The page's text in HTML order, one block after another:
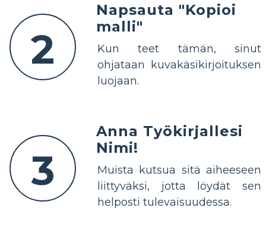
2
Napsauta "Kopioi
malli"
Kun teet tämän, sinut
ohjataan kuvakäsikirjoituksen
luojaan.
3
Anna Työkirjallesi
Nimi!
Muista kutsua sitä aiheeseen
liittyväksi, jotta löydät sen
helposti tulevaisuudessa.